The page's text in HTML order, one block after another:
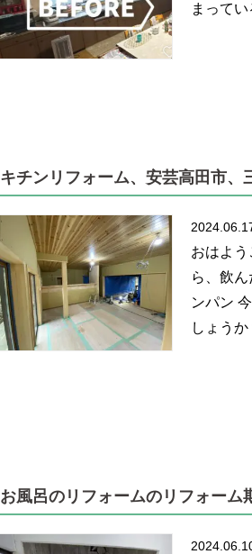
まって
キチンリフォーム、安芸高田市、
おはよ
ら、飲
ンパン
しょう
お風呂のリフォームのリフォーム